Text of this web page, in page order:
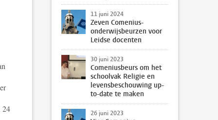
24
11 juni 2024
Zeven Comenius-
onderwijsbeurzen voor
Leidse docenten
30 juni 2023
Comeniusbeurs om het
schoolvak Religie en
levensbeschouwing up-
to-date te maken
26 juni 2023